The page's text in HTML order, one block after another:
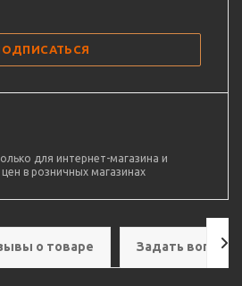
для интернет-магазина и
в розничных магазинах
о товаре Задать вопрос